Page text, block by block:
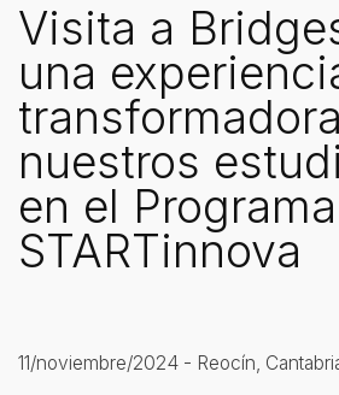
Visita a
una
nuestros
en el Programa
STARTinnova
11/noviembre/2024 - Reocín,